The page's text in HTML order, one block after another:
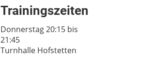
Trainingszeiten
Donnerstag 20:15 bis
21:45
Turnhalle Hofstetten